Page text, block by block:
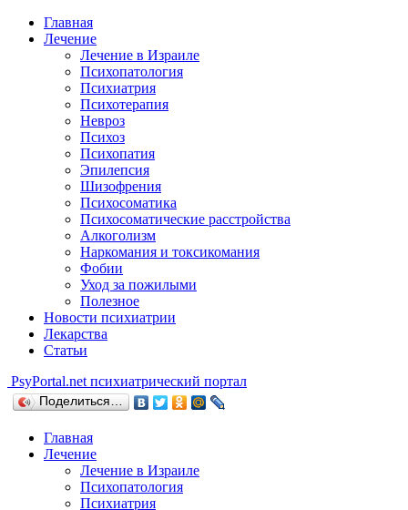
Главная
Лечение
Лечение в Израиле
Психопатология
Психиатрия
Психотерапия
Невроз
Психоз
Психопатия
Эпилепсия
Шизофрения
Психосоматика
Психосоматические расстройства
Алкоголизм
Наркомания и токсикомания
Фобии
Уход за пожилыми
Полезное
Новости психиатрии
Лекарства
Статьи
PsyPortal.net психиатрический портал
Поделиться…
Главная
Лечение
Лечение в Израиле
Психопатология
Психиатрия